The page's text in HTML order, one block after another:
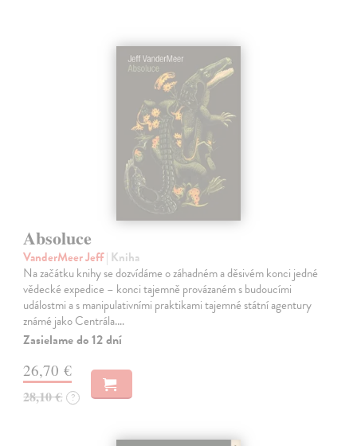
Absoluce
VanderMeer Jeff| Kniha
Na začátku knihy se dozvídáme o záhadném a děsivém konci jedné
vědecké expedice – konci tajemně provázaném s budoucími
událostmi a s manipulativními praktikami tajemné státní agentury
známé jako Centrála.…
Zasielame do 12 dní
26,70 €
28,10 € ?